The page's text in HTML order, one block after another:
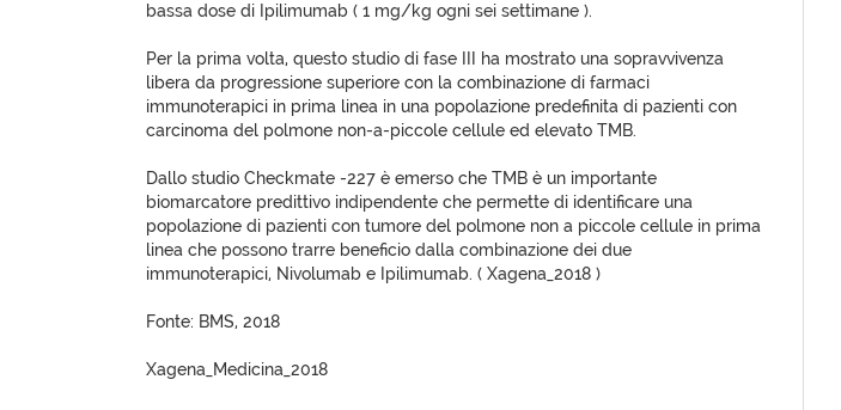
bassa dose di Ipilimumab ( 1 mg/kg ogni sei settimane ).
Per la prima volta, questo studio di fase III ha mostrato una sopravvivenza
libera da progressione superiore con la combinazione di farmaci
immunoterapici in prima linea in una popolazione predefinita di pazienti con
carcinoma del polmone non-a-piccole cellule ed elevato TMB.
Dallo studio Checkmate -227 è emerso che TMB è un importante
biomarcatore predittivo indipendente che permette di identificare una
popolazione di pazienti con tumore del polmone non a piccole cellule in prima
linea che possono trarre beneficio dalla combinazione dei due
immunoterapici, Nivolumab e Ipilimumab. ( Xagena_2018 )
Fonte: BMS, 2018
Xagena_Medicina_2018